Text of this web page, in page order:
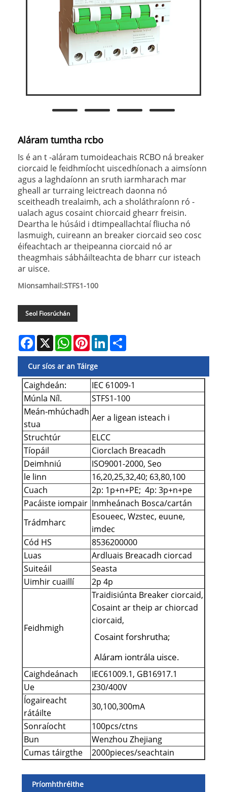
Aláram tumtha rcbo
Is é an t -aláram tumoideachais RCBO ná breaker
ciorcaid le feidhmíocht uiscedhíonach a aimsíonn
agus a laghdaíonn an sruth iarmharach mar
gheall ar turraing leictreach daonna nó
sceitheadh trealaimh, ach a sholáthraíonn ró -
ualach agus cosaint chiorcaid ghearr freisin.
Deartha le húsáid i dtimpeallachtaí fliucha nó
lasmuigh, cuireann an breaker ciorcaid seo cosc
éifeachtach ar theipeanna ciorcaid nó ar
theagmhais sábháilteachta de bharr cur isteach
ar uisce.
Mionsamhail:STFS1-100
Seol Fiosrúchán
Facebook
X WhatsAppPinterestLinkedIn
Cur síos ar an Táirge
Caighdeán:
IEC 61009-1
Múnla Níl.
STFS1-100
Meán-mhúchadh
stua
Aer a ligean isteach i
Struchtúr
ELCC
Tíopáil
Ciorclach Breacadh
Deimhniú
ISO9001-2000, Seo
le linn
16,20,25,32,40; 63,80,100
Cuach
2p: 1p+n+PE; 4p: 3p+n+pe
Pacáiste iompair Inmheánach Bosca/cartán
Trádmharc
Esoueec, Wzstec, euune,
imdec
Cód HS
8536200000
Luas
Ardluais Breacadh ciorcad
Suiteáil
Seasta
Uimhir cuaillí
2p 4p
Feidhmigh
Traidisiúnta Breaker ciorcaid,
Cosaint ar theip ar chiorcad
ciorcaid,
Cosaint forshrutha;
Aláram iontrála uisce.
Caighdeánach
IEC61009.1, GB16917.1
Ue
230/400V
Íogaireacht
rátáilte
30,100,300mA
Sonraíocht
100pcs/ctns
Bun
Wenzhou Zhejiang
Cumas táirgthe
2000pieces/seachtain
Príomhthréithe